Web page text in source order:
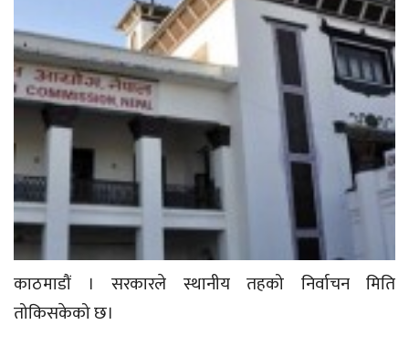
काठमाडौं । सरकारले स्थानीय तहको निर्वाचन मिति
तोकिसकेको छ।